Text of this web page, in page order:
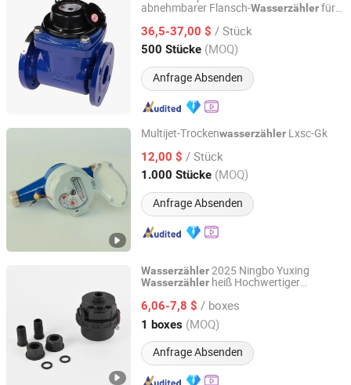
abnehmbarer Flansch-Wasserzählerfür
Industrieanwendungen
36,5-37,00 $ / Stück
500 Stücke (MOQ)
Anfrage Absenden
Shandong Rongxian Instrument Technology Co., Ltd.
Shandong, China Seit 2025
Multijet-Trockenwasserzähler Lxsc-Gk
12,00 $ / Stück
1.000 Stücke (MOQ)
Anfrage Absenden
Ningbo Xingyuan Meter Technology Co., Ltd.
Zhejiang, China Seit 2021
Wasserzähler2025 Ningbo Yuxing
Wasserzähler heiß Hochwertiger
KunststoffkörperWasserzähler
Kunststoff Messing Klasse B/C
Rotationskolben
6,06-7,8 $ / boxes
1 boxes (MOQ)
Anfrage Absenden
Ningbo Yuxing Water Meter Company Limited
Zhejiang, China Seit 2024